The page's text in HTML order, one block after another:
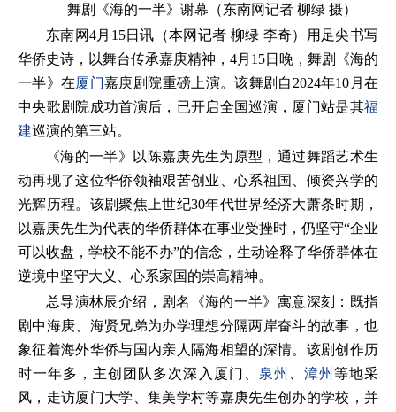
舞剧《海的一半》谢幕（东南网记者 柳绿 摄）
东南网4月15日讯（本网记者 柳绿 李奇）用足尖书写
华侨史诗，以舞台传承嘉庚精神，4月15日晚，舞剧《海的
一半》在厦门嘉庚剧院重磅上演。该舞剧自2024年10月在
中央歌剧院成功首演后，已开启全国巡演，厦门站是其福
建巡演的第三站。
《海的一半》以陈嘉庚先生为原型，通过舞蹈艺术生
动再现了这位华侨领袖艰苦创业、心系祖国、倾资兴学的
光辉历程。该剧聚焦上世纪30年代世界经济大萧条时期，
以嘉庚先生为代表的华侨群体在事业受挫时，仍坚守“企业
可以收盘，学校不能不办”的信念，生动诠释了华侨群体在
逆境中坚守大义、心系家国的崇高精神。
总导演林辰介绍，剧名《海的一半》寓意深刻：既指
剧中海庚、海贤兄弟为办学理想分隔两岸奋斗的故事，也
象征着海外华侨与国内亲人隔海相望的深情。该剧创作历
时一年多，主创团队多次深入厦门、 泉州 漳州 等地采
风，走访厦门大学、集美学村等嘉庚先生创办的学校，并